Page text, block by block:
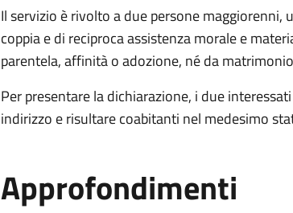
Il servizio è rivolto a due persone
coppia e di reciproca assistenza morale e
parentela, affinità o adozione, né da
Per presentare la dichiarazione, i due
indirizzo e risultare coabitanti nel medesimo
Approfondimenti